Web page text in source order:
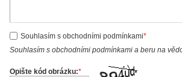
Souhlasím s obchodními podmínkami*
Souhlasím s obchodními podmínkami a beru na
Opište kód obrázku:*